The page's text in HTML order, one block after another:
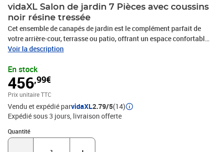
vidaXL Salon de jardin 7 Pièces avec coussins
noir résine tressée
Cet ensemble de canapés de jardin est le complément parfait de
votre arrière-cour, terrasse ou patio, offrant un espace confortable
et accueillant pour discuter avec la famille et les amis ou
la résine tressée, également connue sous le nom de poly rotin, est
un matériau synthétique solide et nécessitant peu d'entretien qui
ressemble au rotin naturel. Il est léger, facile à nettoyer et
couramment utilisé pour les meubles d'extérieur en raison de sa
durabilité et de ses propriétés de résistance aux
intempéries.Dessus stable et facile à nettoyer : cette table de
jardin a un dessus en bois d'acacia robuste, durable et facile à
nettoyer avec un chiffon humide. Fonction de rangement avec sac
Voir la description
En stock
456,99€
Prix unitaire TTC
Vendu et expédié parvidaXL2.79/5(14)
Expédié sous 3 jours livraison offerte
Quantité
Quantité : 1